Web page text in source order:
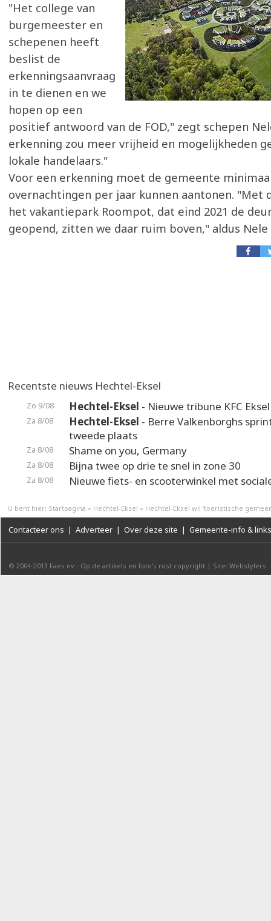
"Het college van
burgemeester en
schepenen heeft
beslist de
erkenningsaanvraag
in te dienen en we
hopen op een
positief antwoord van de FOD," zegt schepen
erkenning zou meer vrijheid en mogelijkheden
lokale handelaars."
Voor een erkenning moet de gemeente
overnachtingen per jaar kunnen aantonen. "Met
het vakantiepark Roompot, dat eind 2021 de
geopend, zitten we daar ruim boven," aldus Nele
Recentste nieuws Hechtel-Eksel
Zo 9/08 Hechtel-Eksel - Nieuwe tribune KFC
Za 8/08 Hechtel-Eksel - Berre Valkenborghs
tweede plaats
Za 8/08 Shame on you, Germany
Za 8/08 Bijna twee op drie te snel in zone 30
Za 8/08 Nieuwe fiets- en scooterwinkel met
U bent hier: Startpagina » Hechtel-Eksel » Hechtel-Eksel wil 'toeristische
Contacteer ons | Adverteer | Over deze site | Gemeente-info & links
© 2004-2013 Faes nv - Op de artikels en foto’s rust copyright | Site: Webstylers